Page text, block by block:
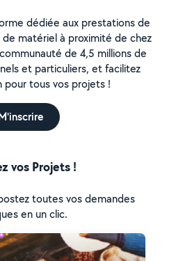
dédiée aux prestations de
matériel à proximité de chez
de 4,5 millions de
et particuliers, et facilitez
tous vos projets !
vos Projets !
toutes vos demandes
en un clic.